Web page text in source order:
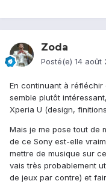
Zoda
Posté(e) 14 août
En continuant à réfléchir
semble plutôt
Xperia U (design,
Mais je me pose tout de
de ce Sony est-elle
mettre de musique sur
vais très probablement
de jeux par contre) et